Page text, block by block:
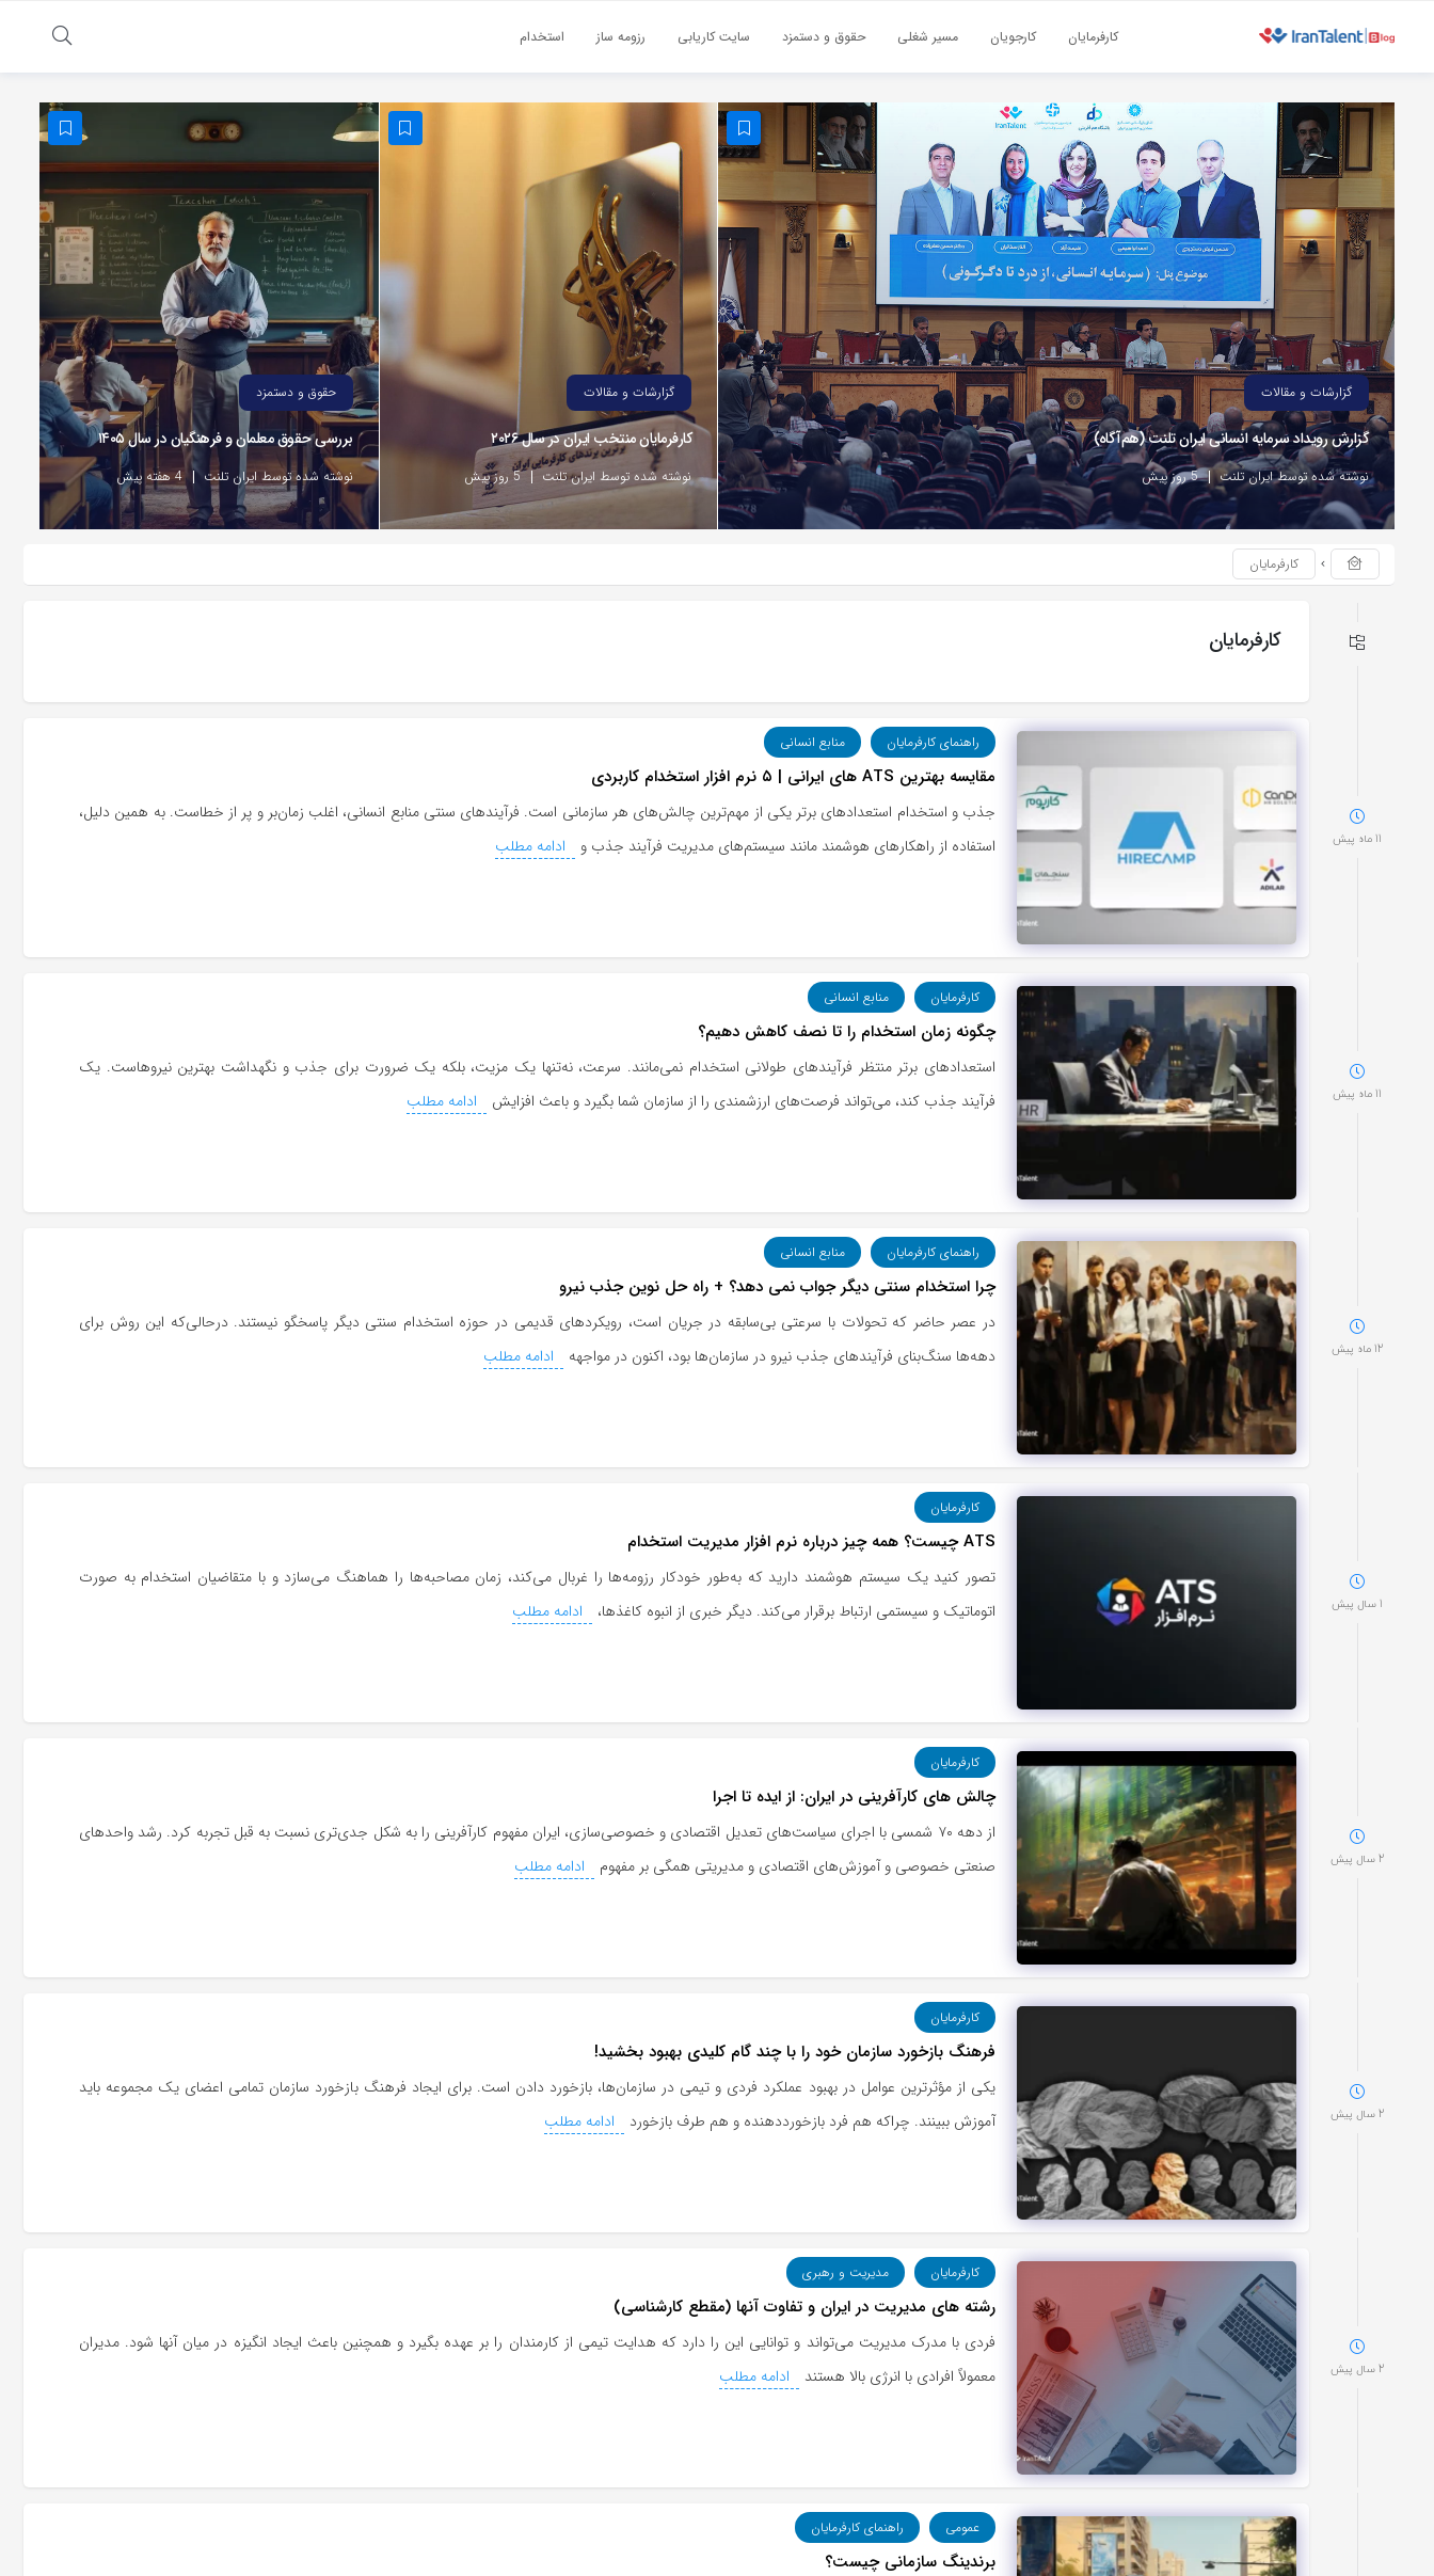
کارفرمایان کارجویان مسیر شغلی حقوق و دستمزد سایت کاریابی رزومه ساز استخدام
گزارشات و مقالات
گزارش رویداد سرمایه انسانی ایران تلنت (هم‌آگاه)
نوشته شده توسط ایران تلنت 5 روز پیش
گزارشات و مقالات
کارفرمایان منتخب ایران در سال ۲۰۲۶
نوشته شده توسط ایران تلنت 5 روز پیش
حقوق و دستمزد
بررسی حقوق معلمان و فرهنگیان در سال ۱۴۰۵
نوشته شده توسط ایران تلنت 4 هفته پیش
کارفرمایان
کارفرمایان
11 ماه پیش
راهنمای کارفرمایان منابع انسانی
مقایسه بهترین ATS های ایرانی | ۵ نرم افزار استخدام کاربردی
جذب و استخدام استعدادهای برتر یکی از مهم‌ترین چالش‌های هر سازمانی است. فرآیندهای سنتی منابع انسانی، اغلب زمان‌بر و پر از خطاست. به همین دلیل،
استفاده از راهکارهای هوشمند مانند سیستم‌های مدیریت فرآیند جذب و
ادامه مطلب
11 ماه پیش
کارفرمایان منابع انسانی
چگونه زمان استخدام را تا نصف کاهش دهیم؟
استعدادهای برتر منتظر فرآیندهای طولانی استخدام نمی‌مانند. سرعت، نه‌تنها یک مزیت، بلکه یک ضرورت برای جذب و نگهداشت بهترین نیروهاست. یک
فرآیند جذب کند، می‌تواند فرصت‌های ارزشمندی را از سازمان شما بگیرد و باعث افزایش
ادامه مطلب
12 ماه پیش
راهنمای کارفرمایان منابع انسانی
چرا استخدام سنتی دیگر جواب نمی دهد؟ + راه حل نوین جذب نیرو
در عصر حاضر که تحولات با سرعتی بی‌سابقه در جریان است، رویکردهای قدیمی در حوزه استخدام سنتی دیگر پاسخگو نیستند. درحالی‌که این روش برای
دهه‌ها سنگ‌بنای فرآیندهای جذب نیرو در سازمان‌ها بود، اکنون در مواجهه
ادامه مطلب
1 سال پیش
کارفرمایان
ATS چیست؟ همه چیز درباره نرم افزار مدیریت استخدام
تصور کنید یک سیستم هوشمند دارید که به‌طور خودکار رزومه‌ها را غربال می‌کند، زمان مصاحبه‌ها را هماهنگ می‌سازد و با متقاضیان استخدام به صورت
اتوماتیک و سیستمی ارتباط برقرار می‌کند. دیگر خبری از انبوه کاغذها،
ادامه مطلب
2 سال پیش
کارفرمایان
چالش های کارآفرینی در ایران: از ایده تا اجرا
از دهه ۷۰ شمسی با اجرای سیاست‌های تعدیل اقتصادی و خصوصی‌سازی، ایران مفهوم کارآفرینی را به شکل جدی‌تری نسبت به قبل تجربه کرد. رشد واحدهای
صنعتی خصوصی و آموزش‌های اقتصادی و مدیریتی همگی بر مفهوم
ادامه مطلب
2 سال پیش
کارفرمایان
فرهنگ بازخورد سازمان خود را با چند گام کلیدی بهبود بخشید!
یکی از مؤثرترین عوامل در بهبود عملکرد فردی و تیمی در سازمان‌ها، بازخورد دادن است. برای ایجاد فرهنگ بازخورد سازمان تمامی اعضای یک مجموعه باید
آموزش ببینند. چراکه هم فرد بازخورددهنده و هم طرف بازخورد
ادامه مطلب
2 سال پیش
کارفرمایان مدیریت و رهبری
رشته های مدیریت در ایران و تفاوت آنها (مقطع کارشناسی)
فردی با مدرک مدیریت می‌تواند و توانایی این را دارد که هدایت تیمی از کارمندان را بر عهده بگیرد و همچنین باعث ایجاد انگیزه در میان آنها شود. مدیران
معمولاً افرادی با انرژی بالا هستند
ادامه مطلب
عمومی راهنمای کارفرمایان
برندینگ سازمانی چیست؟